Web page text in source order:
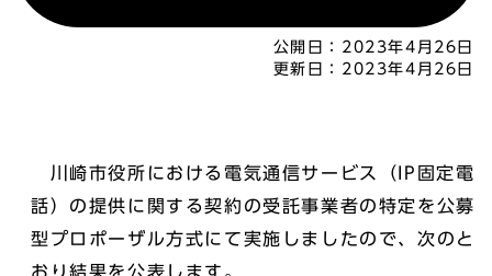
公開日： 2023年4月26日
更新日： 2023年4月26日
川崎市役所における電気通信サービス（IP固定電
話）の提供に関する契約の受託事業者の特定を公募
型プロポーザル方式にて実施しましたので、次のと
おり結果を公表します。